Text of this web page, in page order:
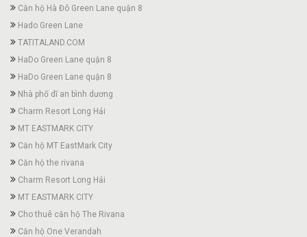
Căn hộ Hà Đô Green Lane quận 8
Hado Green Lane
TATITALAND.COM
HaDo Green Lane quận 8
HaDo Green Lane quận 8
Nhà phố dĩ an bình dương
Charm Resort Long Hải
MT EASTMARK CITY
Căn hộ MT EastMark City
Căn hộ the rivana
Charm Resort Long Hải
MT EASTMARK CITY
Cho thuê căn hộ The Rivana
Căn hộ One Verandah